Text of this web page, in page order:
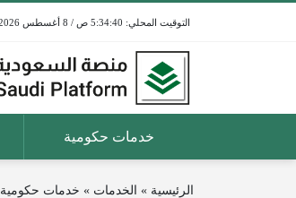
5:34:40 ص / 8 أغسطس 2026
خدمات حكومية
الرئيسية » الخدمات » خدمات حكومية